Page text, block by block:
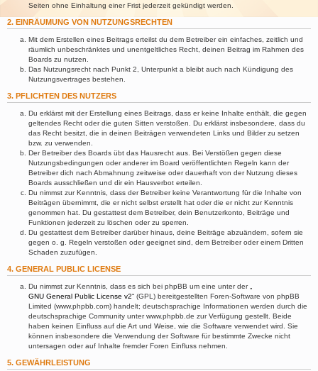
Seiten ohne Einhaltung einer Frist jederzeit gekündigt werden.
2. EINRÄUMUNG VON NUTZUNGSRECHTEN
Mit dem Erstellen eines Beitrags erteilst du dem Betreiber ein einfaches, zeitlich und
räumlich unbeschränktes und unentgeltliches Recht, deinen Beitrag im Rahmen des
Boards zu nutzen.
Das Nutzungsrecht nach Punkt 2, Unterpunkt a bleibt auch nach Kündigung des
Nutzungsvertrages bestehen.
3. PFLICHTEN DES NUTZERS
Du erklärst mit der Erstellung eines Beitrags, dass er keine Inhalte enthält, die gegen
geltendes Recht oder die guten Sitten verstoßen. Du erklärst insbesondere, dass du
das Recht besitzt, die in deinen Beiträgen verwendeten Links und Bilder zu setzen
bzw. zu verwenden.
Der Betreiber des Boards übt das Hausrecht aus. Bei Verstößen gegen diese
Nutzungsbedingungen oder anderer im Board veröffentlichten Regeln kann der
Betreiber dich nach Abmahnung zeitweise oder dauerhaft von der Nutzung dieses
Boards ausschließen und dir ein Hausverbot erteilen.
Du nimmst zur Kenntnis, dass der Betreiber keine Verantwortung für die Inhalte von
Beiträgen übernimmt, die er nicht selbst erstellt hat oder die er nicht zur Kenntnis
genommen hat. Du gestattest dem Betreiber, dein Benutzerkonto, Beiträge und
Funktionen jederzeit zu löschen oder zu sperren.
Du gestattest dem Betreiber darüber hinaus, deine Beiträge abzuändern, sofern sie
gegen o. g. Regeln verstoßen oder geeignet sind, dem Betreiber oder einem Dritten
Schaden zuzufügen.
4. GENERAL PUBLIC LICENSE
Du nimmst zur Kenntnis, dass es sich bei phpBB um eine unter der „
GNU General Public License v2“ (GPL) bereitgestellten Foren-Software von phpBB
Limited (www.phpbb.com) handelt; deutschsprachige Informationen werden durch die
deutschsprachige Community unter www.phpbb.de zur Verfügung gestellt. Beide
haben keinen Einfluss auf die Art und Weise, wie die Software verwendet wird. Sie
können insbesondere die Verwendung der Software für bestimmte Zwecke nicht
untersagen oder auf Inhalte fremder Foren Einfluss nehmen.
5. GEWÄHRLEISTUNG